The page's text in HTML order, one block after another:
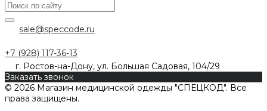
sale@speccode.ru
+7 (928) 117-36-13
г. Ростов-на-Дону, ул. Большая Садовая, 104/29
Заказать звонок
© 2026 Магазин медицинской одежды "СПЕЦКОД". Все
права защищены.